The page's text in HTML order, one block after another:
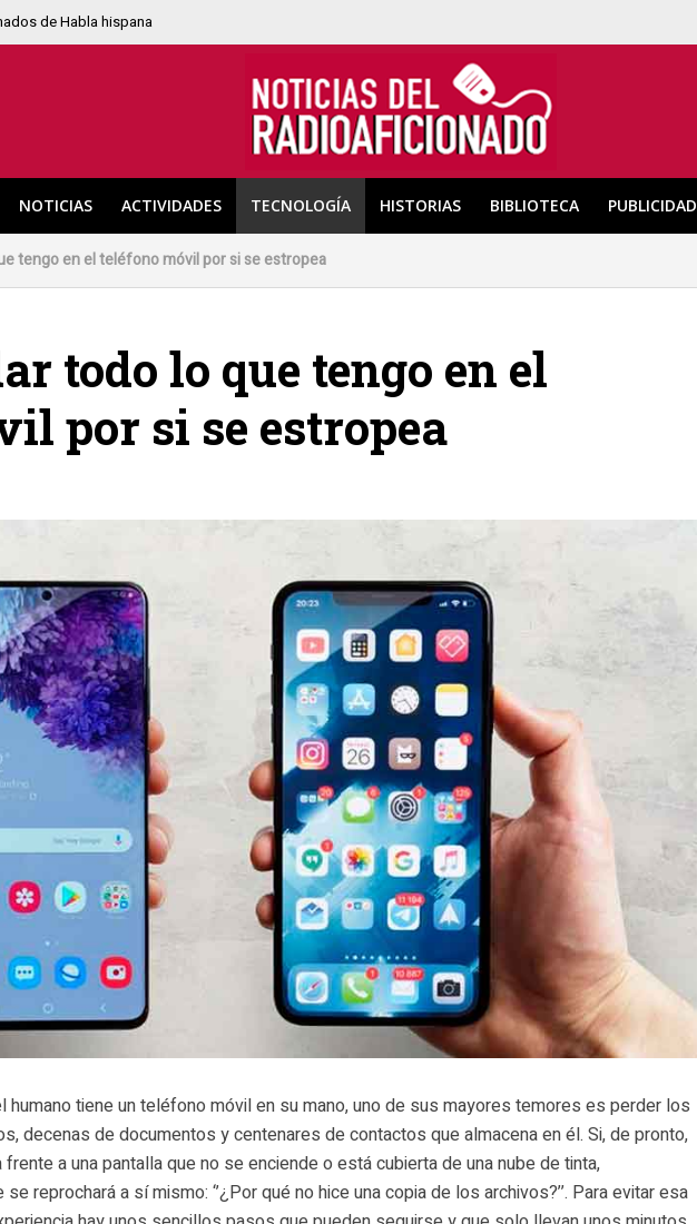
de Habla hispana
NOTICIAS ACTIVIDADES TECNOLOGÍA HISTORIAS BIBLIOTECA PUBLICIDAD
tengo en el teléfono móvil por si se estropea
todo lo que tengo en el
por si se estropea
humano tiene un teléfono móvil en su mano, uno de sus mayores temores es perder los
decenas de documentos y centenares de contactos que almacena en él. Si, de pronto,
frente a una pantalla que no se enciende o está cubierta de una nube de tinta,
reprochará a sí mismo: ‘’¿Por qué no hice una copia de los archivos?’’. Para evitar esa